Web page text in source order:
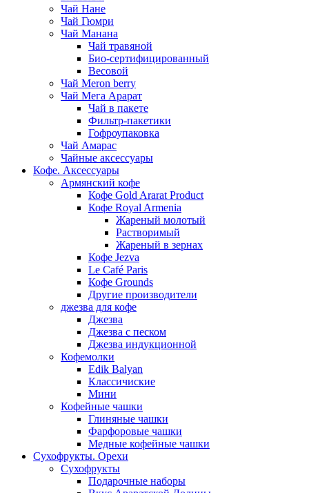
Чай Нане
Чай Гюмри
Чай Манана
Чай травяной
Био-сертифицированный
Весовой
Чай Meron berry
Чай Мега Арарат
Чай в пакете
Фильтр-пакетики
Гофроупаковка
Чай Амарас
Чайные аксессуары
Кофе. Аксессуары
Армянский кофе
Кофе Gold Ararat Product
Кофе Royal Armenia
Жареный молотый
Растворимый
Жареный в зернах
Кофе Jezva
Le Café Paris
Кофе Grounds
Другие производители
джезва для кофе
Джезва
Джезва с песком
Джезва индукционной
Кофемолки
Edik Balyan
Классичиские
Мини
Кофейные чашки
Глиняные чашки
Фарфоровые чашки
Медные кофейные чашки
Сухофрукты. Орехи
Сухофрукты
Подарочные наборы